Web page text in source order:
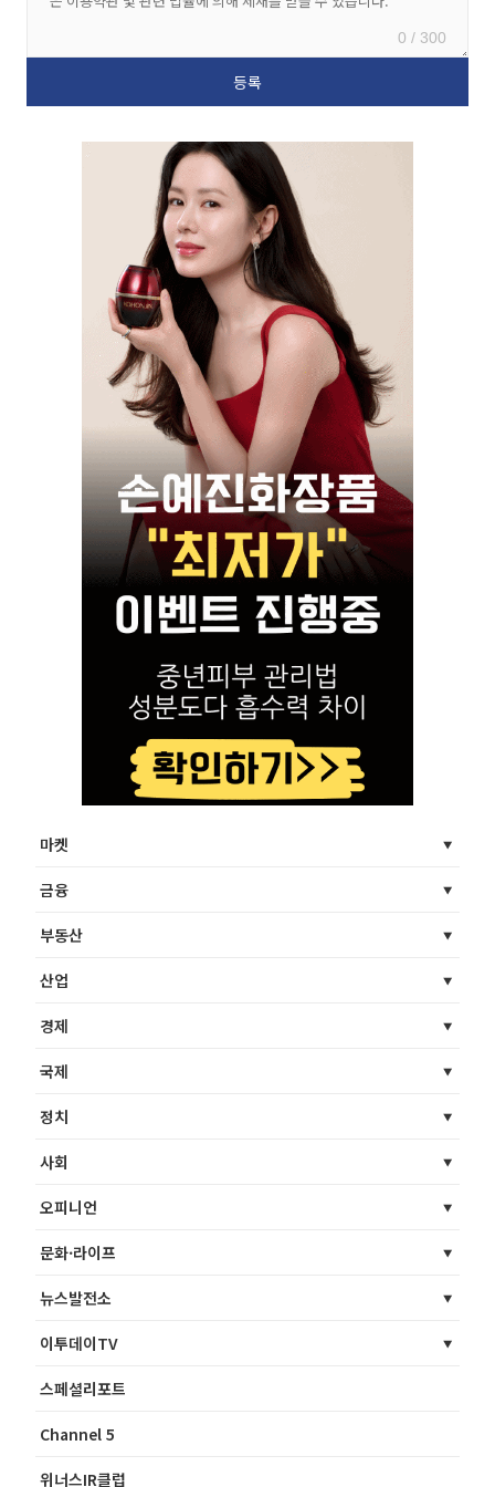
0 / 300
마켓
금융
부동산
산업
경제
국제
정치
사회
오피니언
문화·라이프
뉴스발전소
이투데이TV
스페셜리포트
Channel 5
위너스IR클럽